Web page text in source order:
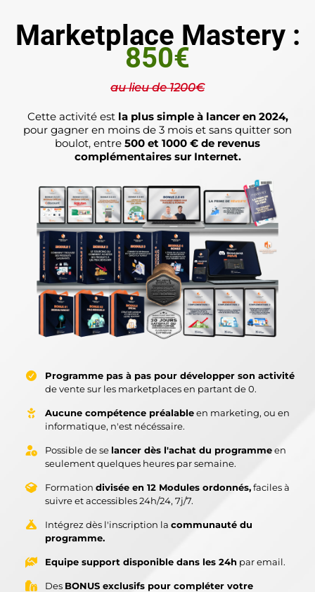
Marketplace Mastery :
850€
au lieu de 1200€
Cette activité estla plus simple à lancer en 2024,
pour gagner en moins de 3 mois et sans quitter son
boulot, entre 500 et 1000 € de revenus
complémentaires sur Internet.
Programme pas à pas pour développer son activité
de vente sur les marketplaces en partant de 0.
Aucune compétence préalableen marketing, ou en
informatique, n'est nécéssaire.
Possible de se lancer dès l'achat du programmeen
seulement quelques heures par semaine.
Formation divisée en 12 Modules ordonnés,faciles à
suivre et accessibles 24h/24, 7j/7.
Intégrez dès l'inscription la communauté du
programme.
Equipe support disponible dans les 24h par email.
Des BONUS exclusifs pour compléter votre